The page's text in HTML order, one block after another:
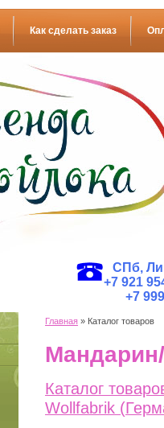
СПб,
+7 921
+7
Как сделать заказ
Главная » Каталог товаров
Каталог
Wollfabrik